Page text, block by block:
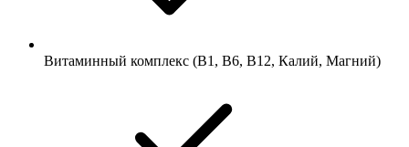
Витаминный комплекс (B1, B6, B12, Калий, Магний)